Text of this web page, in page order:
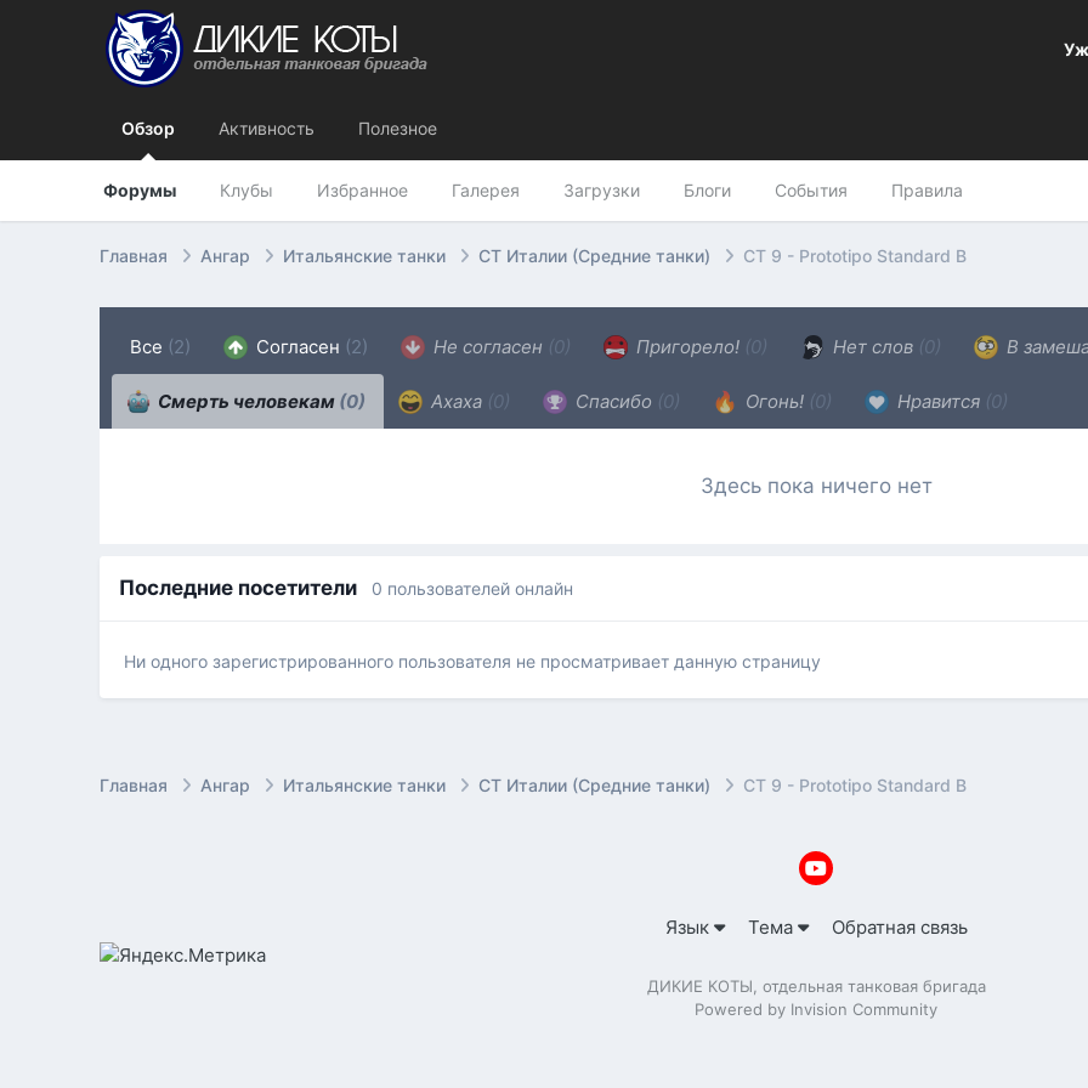
Обзор
Форумы Клубы Избранное Галерея Загрузки Блоги События Правила
Активность Полезное
Главная Ангар Итальянские танки СТ Италии (Средние танки) СТ 9 - Prototipo Standard B
Все (2) Согласен (2) Не согласен (0) Пригорело! (0) Нет слов (0) В
Смерть человекам (0) Ахаха (0) Спасибо (0) Огонь! (0) Нравится (0)
Здесь пока ничего нет
Последние посетители 0 пользователей онлайн
Ни одного зарегистрированного пользователя не просматривает данную страницу
Главная Ангар Итальянские танки СТ Италии (Средние танки) СТ 9 - Prototipo Standard B
Язык Тема Обратная связь
ДИКИЕ КОТЫ, отдельная танковая бригада
Powered by Invision Community